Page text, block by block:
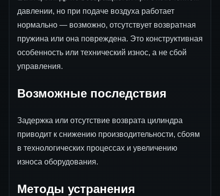
давлении, но при подаче воздуха работает
нормально — возможно, отсутствует возвратная
пружина или она повреждена. Это конструктивная
особенность или технический износ, а не сбой
управления.
Возможные последствия
Задержка или отсутствие возврата цилиндра
приводит к снижению производительности, сбоям
в технологических процессах и увеличению
износа оборудования.
Методы устранения